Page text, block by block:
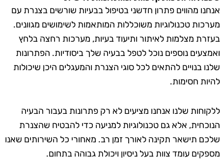
מהווים פתרון חדשני בטיפול בבעיות שורשים בצנרת עם
טכנולוגיות משוכללות המותאמות לשימושים מגוונים.
מצלמות לאיתור ותיעוד בעיות, מערכות רחצה בלחץ
נוספים נוכל לטפל בבעיה שלך ביסודיות. הפתרונות
בנויים להתאים לכל סוגי הצנרת והמעגלים היכן שיכולות
חסימות.
שלנו אנחנו מציעים לא רק פתרונות בעבור הבעיה
אלא גם טכנולוגיות למניעה כדי להבטיח שהצנרת
תישאר תקינה לאורך זמן רב. מאחורי כל השירותים שאנו
עומד צוות בעל ניסיון ויכולת גבוהה בתחום.